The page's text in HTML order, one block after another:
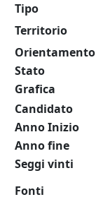
Tipo
Territorio
Orientamento
Stato
Grafica
Candidato
Anno Inizio
Anno fine
Seggi vinti
Fonti